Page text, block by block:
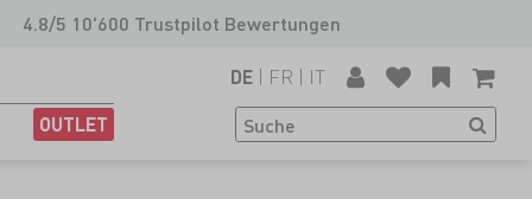
4.8/5 10'600 Trustpilot Bewertungen
OUTLET
DE | FR | IT